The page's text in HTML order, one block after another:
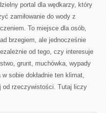
portal dla wędkarzy, który
zamiłowanie do wody z
To miejsce dla osób,
brzegiem, ale jednocześnie
od tego, czy interesuje
grunt, muchówka, wypady
sobie dokładnie ten klimat,
od rzeczywistości. Tutaj liczy